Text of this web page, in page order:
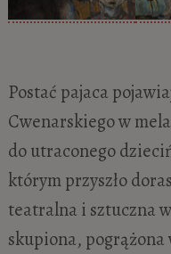
Postać pajaca
Cwenarskiego w
do utraconego
którym przyszło
teatralna i sztuczna
skupiona,